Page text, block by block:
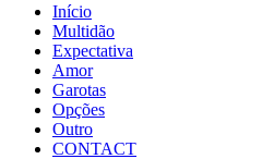
Início
Multidão
Expectativa
Amor
Garotas
Opções
Outro
CONTACT